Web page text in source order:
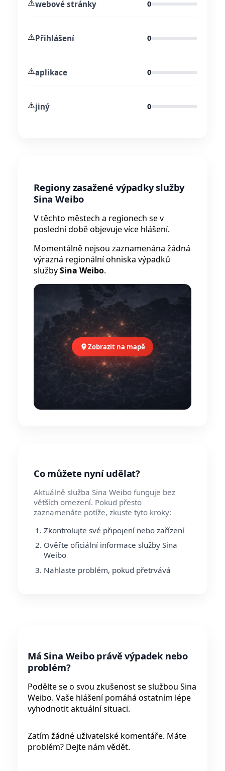
⚠️webové stránky 0
⚠️Přihlášení 0
⚠️aplikace 0
⚠️jiný 0
Regiony zasažené výpadky služby
Sina Weibo
V těchto městech a regionech se v
poslední době objevuje více hlášení.
Momentálně nejsou zaznamenána žádná
výrazná regionální ohniska výpadků
službySina Weibo.
Zobrazit na mapě
Co můžete nyní udělat?
Aktuálně služba Sina Weibo funguje bez
větších omezení. Pokud přesto
zaznamenáte potíže, zkuste tyto kroky:
Zkontrolujte své připojení nebo zařízení
Ověřte oficiální informace služby Sina
Weibo
Nahlaste problém, pokud přetrvává
Má Sina Weibo právě výpadek nebo
problém?
Podělte se o svou zkušenost se službou Sina
Weibo. Vaše hlášení pomáhá ostatním lépe
vyhodnotit aktuální situaci.
Zatím žádné uživatelské komentáře. Máte
problém? Dejte nám vědět.